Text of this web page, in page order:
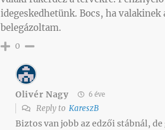
idegeskedhetünk. Bocs, ha valakinek
belegázoltam.
0
Olivér Nagy 6 éve
Reply to KareszB
Biztos van jobb az edzői stábnál,